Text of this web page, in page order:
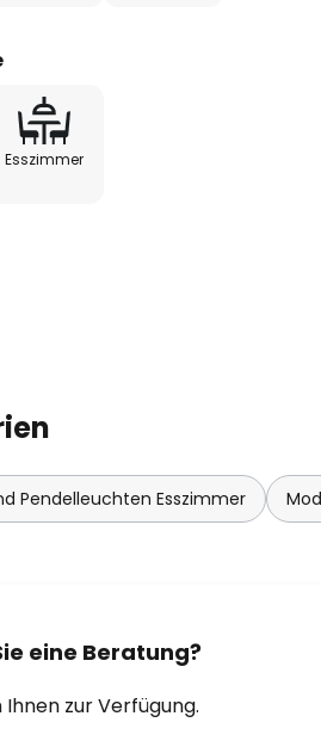
Esszimmer
Pendelleuchten Esszimmer
eine Beratung?
zur Verfügung.